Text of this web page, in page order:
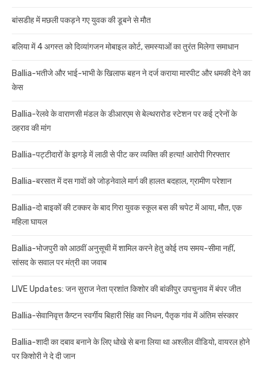
बांसडीह में मछली पकड़ने गए युवक की डूबने से मौत
बलिया में 4 अगस्त को दिव्यांगजन मोबाइल कोर्ट, समस्याओं का तुरंत मिलेगा समाधान
Ballia-भतीजे और भाई-भाभी के खिलाफ बहन ने दर्ज कराया मारपीट और धमकी देने का
केस
Ballia-रेलवे के वाराणसी मंडल के डीआरएम से बेल्थरारोड स्टेशन पर कई ट्रेनों के
ठहराव की मांग
Ballia-पट्टीदारों के झगड़े में लाठी से पीट कर व्यक्ति की हत्या! आरोपी गिरफ्तार
Ballia-बरसात में दस गावों को जोड़नेवाले मार्ग की हालत बदहाल, ग्रामीण परेशान
Ballia-दो बाइकों की टक्कर के बाद गिरा युवक स्कूल बस की चपेट में आया, मौत, एक
महिला घायल
Ballia-भोजपुरी को आठवीं अनुसूची में शामिल करने हेतु कोई तय समय-सीमा नहीं,
सांसद के सवाल पर मंत्री का जवाब
LIVE Updates: जन सुराज नेता प्रशांत किशोर की बांकीपुर उपचुनाव में बंपर जीत
Ballia-सेवानिवृत्त कैप्टन स्वर्गीय बिहारी सिंह का निधन, पैतृक गांव में अंतिम संस्कार
Ballia-शादी का दबाव बनाने के लिए धोखे से बना लिया था अश्लील वीडियो, वायरल होने
पर किशोरी ने दे दी जान